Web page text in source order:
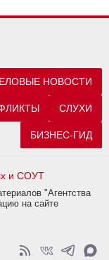
НОВОСТИ
СЛУХИ
БИЗНЕС-ГИД
и СОУТ
"Агентства
на сайте